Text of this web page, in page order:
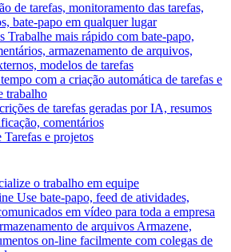
de tarefas, monitoramento das tarefas,
bate-papo em qualquer lugar
Trabalhe mais rápido com bate-papo,
armazenamento de arquivos,
modelos de tarefas
com a criação automática de tarefas e
trabalho
de tarefas geradas por IA, resumos
comentários
Tarefas e projetos
o trabalho em equipe
Use bate-papo, feed de atividades,
em vídeo para toda a empresa
de arquivos Armazene,
on-line facilmente com colegas de